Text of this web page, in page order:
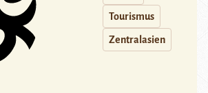
Tourismus
Zentralasien